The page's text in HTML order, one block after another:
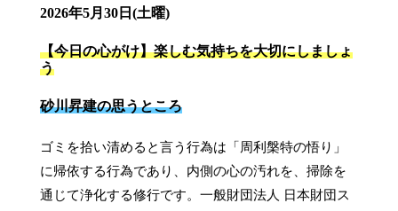
2026年5月30日(土曜)
【今日の心がけ】楽しむ気持ちを大切にしましょ
う
砂川昇建の思うところ
ゴミを拾い清めると言う行為は「周利槃特の悟り」
に帰依する行為であり、内側の心の汚れを、掃除を
通じて浄化する修行です。一般財団法人 日本財団ス